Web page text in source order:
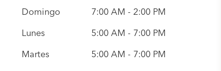
Domingo 7:00 AM - 2:00 PM
Lunes 5:00 AM - 7:00 PM
Martes 5:00 AM - 7:00 PM